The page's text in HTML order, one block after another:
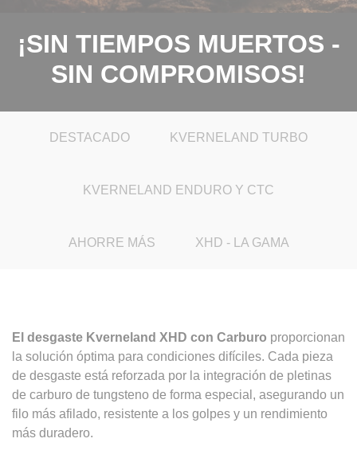
¡SIN TIEMPOS MUERTOS -
SIN COMPROMISOS!
DESTACADO KVERNELAND TURBO
KVERNELAND ENDURO Y CTC
AHORRE MÁS XHD - LA GAMA
El desgaste Kverneland XHD con Carburo proporcionan
la solución óptima para condiciones difíciles. Cada pieza
de desgaste está reforzada por la integración de pletinas
de carburo de tungsteno de forma especial, asegurando un
filo más afilado, resistente a los golpes y un rendimiento
más duradero.